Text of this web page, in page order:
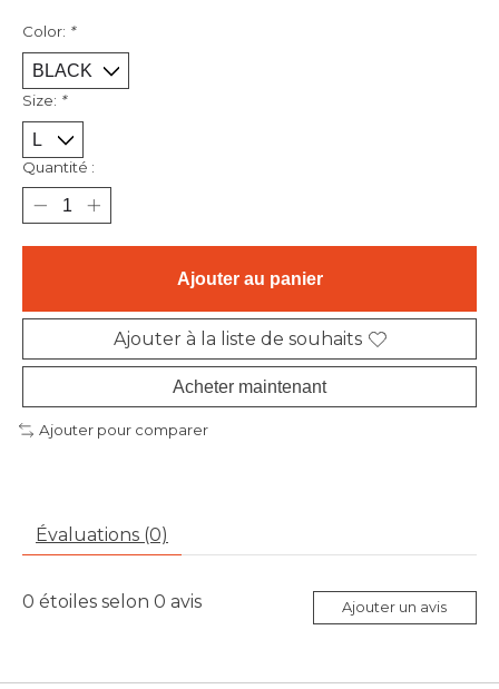
Color: *
Size: *
Quantité :
Ajouter au panier
Ajouter à la liste de souhaits
Acheter maintenant
Ajouter pour comparer
Évaluations (0)
0 étoiles selon 0 avis Ajouter un avis